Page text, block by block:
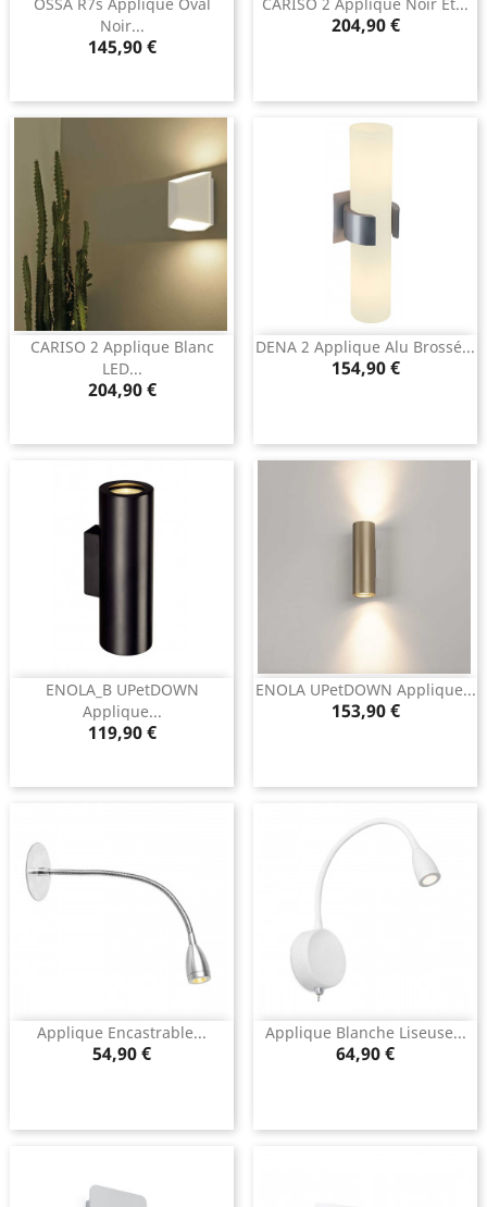
Noir...
Prix
145,90 €
Prix
204,90 €
CARISO 2 Applique Blanc
LED...
Prix
204,90 €
DENA 2 Applique Alu Brossé...
Prix
154,90 €
ENOLA_B UPetDOWN
Applique...
Prix
119,90 €
ENOLA UPetDOWN Applique...
Prix
153,90 €
Applique Encastrable...
Prix
54,90 €
Applique Blanche Liseuse...
Prix
64,90 €